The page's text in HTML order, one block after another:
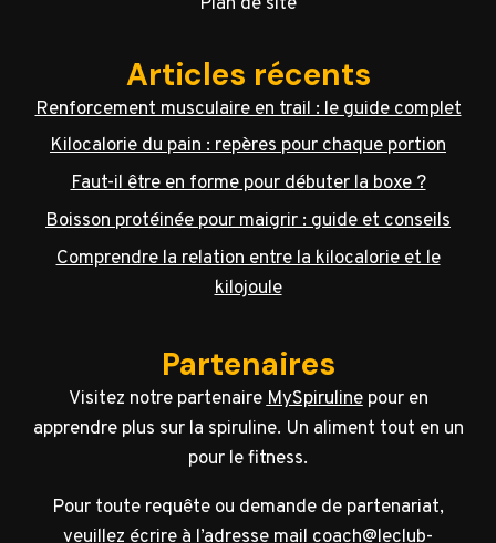
Articles récents
Renforcement musculaire en trail : le guide complet
Kilocalorie du pain : repères pour chaque portion
Faut-il être en forme pour débuter la boxe ?
Boisson protéinée pour maigrir : guide et conseils
Comprendre la relation entre la kilocalorie et le
kilojoule
Partenaires
Visitez notre partenaireMySpirulinepour en
apprendre plus sur la spiruline. Un aliment tout en un
pour le fitness.
Pour toute requête ou demande de partenariat,
veuillez écrire à l’adresse mail coach@leclub-